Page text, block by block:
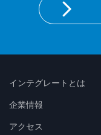
インテグレートとは
企業情報
アクセス